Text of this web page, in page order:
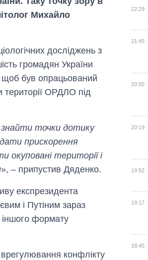
Михайло
досліджень з
громадян України
щоб був опрацьований
ОРДЛО під
точки дотику
прискорення
окуповані території і
», – припустив Дяденко.
експрезидента
і Путіним зараз
іншого формату
конфлікту
22:29
21:45
20:55
20:19
19:52
19:17
18:45